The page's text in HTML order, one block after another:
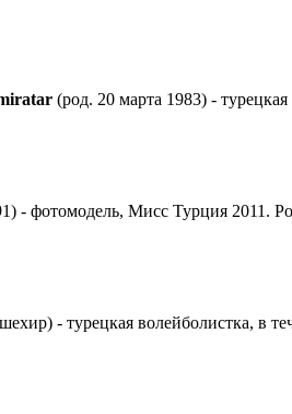
(род. 20 марта 1983) - турецкая
- фотомодель, Мисс Турция 2011.
- турецкая волейболистка, в